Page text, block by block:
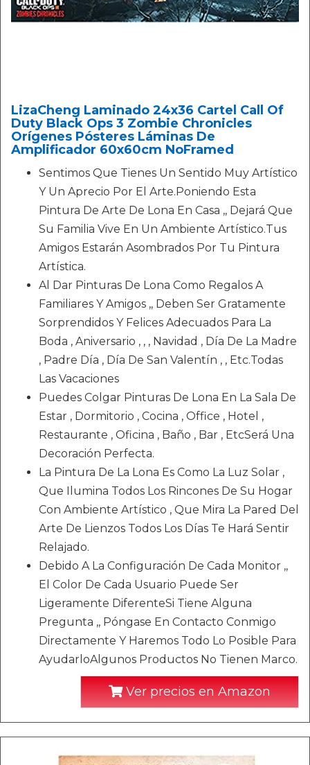
LizaCheng Laminado 24x36 Cartel Call Of
Duty Black Ops 3 Zombie Chronicles
Orígenes Pósteres Láminas De
Amplificador 60x60cm NoFramed
Sentimos Que Tienes Un Sentido Muy Artístico
Y Un Aprecio Por El Arte.Poniendo Esta
Pintura De Arte De Lona En Casa ,, Dejará Que
Su Familia Vive En Un Ambiente Artístico.Tus
Amigos Estarán Asombrados Por Tu Pintura
Artística.
Al Dar Pinturas De Lona Como Regalos A
Familiares Y Amigos ,, Deben Ser Gratamente
Sorprendidos Y Felices Adecuados Para La
Boda , Aniversario , , , Navidad , Día De La Madre
, Padre Día , Día De San Valentín , , Etc.Todas
Las Vacaciones
Puedes Colgar Pinturas De Lona En La Sala De
Estar , Dormitorio , Cocina , Office , Hotel ,
Restaurante , Oficina , Baño , Bar , EtcSerá Una
Decoración Perfecta.
La Pintura De La Lona Es Como La Luz Solar ,
Que Ilumina Todos Los Rincones De Su Hogar
Con Ambiente Artístico , Que Mira La Pared Del
Arte De Lienzos Todos Los Días Te Hará Sentir
Relajado.
Debido A La Configuración De Cada Monitor ,,
El Color De Cada Usuario Puede Ser
Ligeramente DiferenteSi Tiene Alguna
Pregunta ,, Póngase En Contacto Conmigo
Directamente Y Haremos Todo Lo Posible Para
AyudarloAlgunos Productos No Tienen Marco.
Ver precios en Amazon